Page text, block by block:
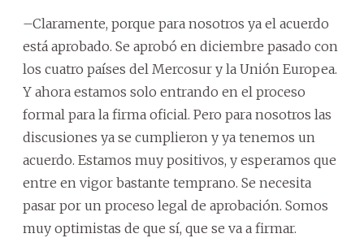
–Claramente, porque para nosotros ya el acuerdo
está aprobado. Se aprobó en diciembre pasado con
los cuatro países del Mercosur y la Unión Europea.
Y ahora estamos solo entrando en el proceso
formal para la firma oficial. Pero para nosotros las
discusiones ya se cumplieron y ya tenemos un
acuerdo. Estamos muy positivos, y esperamos que
entre en vigor bastante temprano. Se necesita
pasar por un proceso legal de aprobación. Somos
muy optimistas de que sí, que se va a firmar.